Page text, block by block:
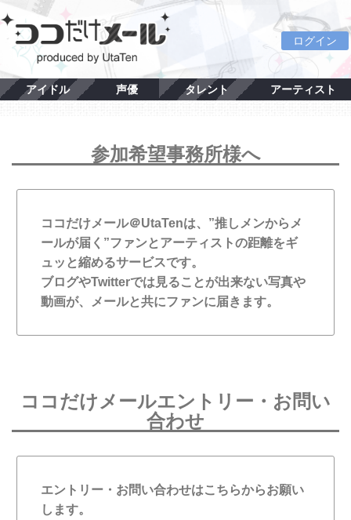
ログイン
アイドル 声優 タレント アーティスト
参加希望事務所様へ
ココだけメール＠UtaTenは、”推しメンからメ
ールが届く”ファンとアーティストの距離をギ
ュッと縮めるサービスです。
ブログやTwitterでは見ることが出来ない写真や
動画が、メールと共にファンに届きます。
ココだけメールエントリー・お問い
合わせ
エントリー・お問い合わせはこちらからお願い
します。